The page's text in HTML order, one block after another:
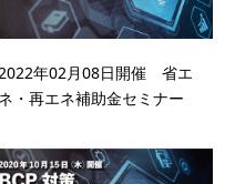
年02月08日開催 省エ
ネ・再エネ補助金セミナー